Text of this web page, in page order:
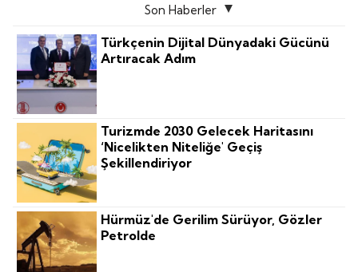
Son Haberler
Türkçenin Dijital Dünyadaki Gücünü
Artıracak Adım
Turizmde 2030 Gelecek Haritasını
‘nicelikten Niteliğe' Geçiş
Şekillendiriyor
Hürmüz'de Gerilim Sürüyor, Gözler
Petrolde